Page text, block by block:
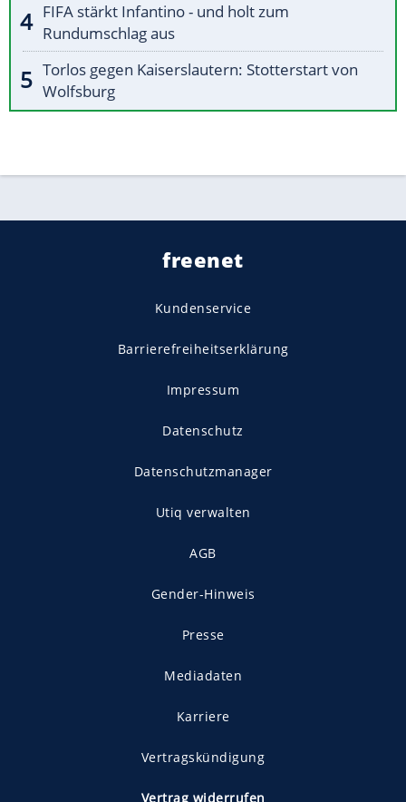
FIFA stärkt Infantino - und holt zum
Rundumschlag aus
Torlos gegen Kaiserslautern: Stotterstart von
Wolfsburg
freenet
Kundenservice
Barrierefreiheitserklärung
Impressum
Datenschutz
Datenschutzmanager
Utiq verwalten
AGB
Gender-Hinweis
Presse
Mediadaten
Karriere
Vertragskündigung
Vertrag widerrufen